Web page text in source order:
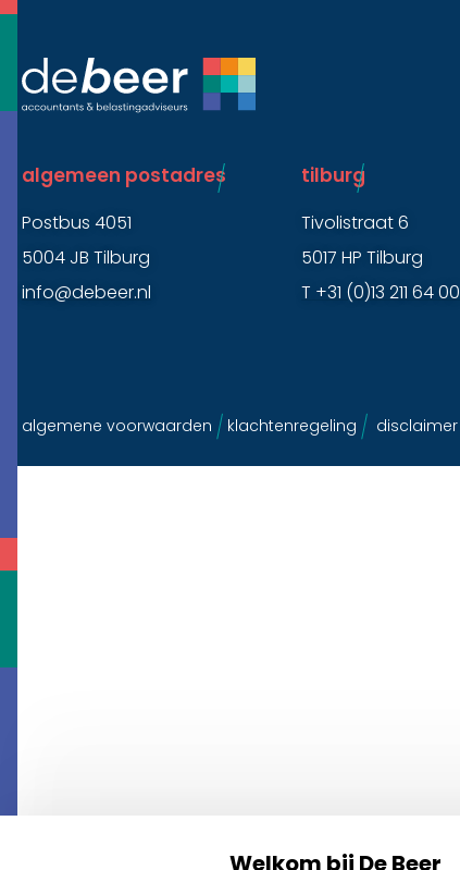
algemeen postadres
Postbus 4051
5004 JB Tilburg
info@debeer.nl
tilburg
Tivolistraat 6
5017 HP Tilburg
T +31 (0)13 211 64 00
algemene voorwaarden klachtenregeling disclaimer
Welkom bij De Beer